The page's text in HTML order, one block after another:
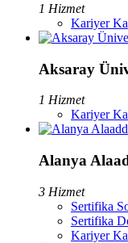
1 Hizmet
Kariyer
Aksaray
1 Hizmet
Kariyer
Alanya
3 Hizmet
Sertifika
Sertifika
Kariyer